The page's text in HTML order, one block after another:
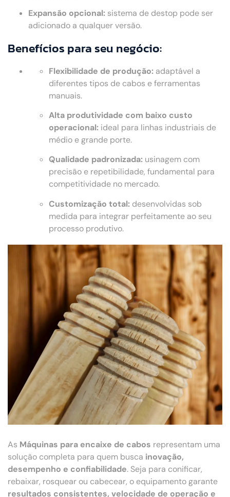
Expansão opcional: sistema de destop pode ser
adicionado a qualquer versão.
Benefícios para seu negócio:
Flexibilidade de produção: adaptável a
diferentes tipos de cabos e ferramentas
manuais.
Alta produtividade com baixo custo
operacional: ideal para linhas industriais de
médio e grande porte.
Qualidade padronizada: usinagem com
precisão e repetibilidade, fundamental para
competitividade no mercado.
Customização total: desenvolvidas sob
medida para integrar perfeitamente ao seu
processo produtivo.
As Máquinas para encaixe de cabos representam uma
solução completa para quem busca inovação,
desempenho e confiabilidade. Seja para conificar,
rebaixar, rosquear ou cabecear, o equipamento garante
resultados consistentes, velocidade de operação e